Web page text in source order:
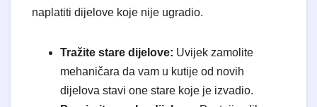
naplatiti dijelove koje nije ugradio.
Tražite stare dijelove: Uvijek zamolite
mehaničara da vam u kutije od novih
dijelova stavi one stare koje je izvadio.